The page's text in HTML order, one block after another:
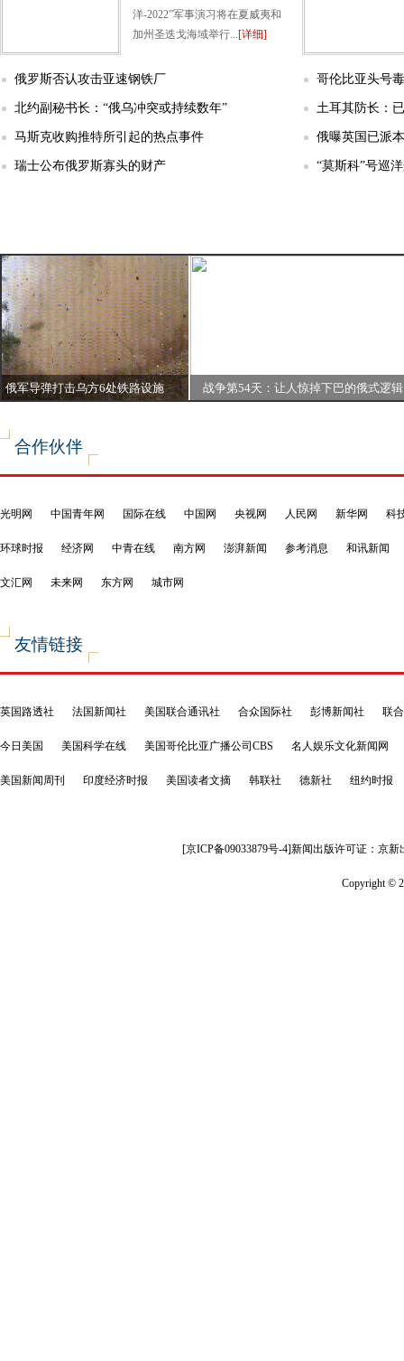
洋-2022”军事演习将在夏威夷和
加州圣迭戈海域举行...[详细]
俄罗斯否认攻击亚速钢铁厂
北约副秘书长：“俄乌冲突或持续数年”
马斯克收购推特所引起的热点事件
瑞士公布俄罗斯寡头的财产
哥伦比亚头号
土耳其防长：
俄曝英国已派
“莫斯科”号巡
弹打击乌方6处铁路设施 战争第54天：让人惊掉下巴的俄式逻辑 美
合作伙伴
光明网 中国青年网 国际在线 中国网 央视网 人民网 新华网 科
环球时报 经济网 中青在线 南方网 澎湃新闻 参考消息 和讯新闻
文汇网 未来网 东方网 城市网
友情链接
英国路透社 法国新闻社 美国联合通讯社 合众国际社 彭博新闻社 联
今日美国 美国科学在线 美国哥伦比亚广播公司CBS 名人娱乐文化新闻网
美国新闻周刊 印度经济时报 美国读者文摘 韩联社 德新社 纽约时报
[京ICP备09033879号-4]新闻出版许可证：京
Copyright ©